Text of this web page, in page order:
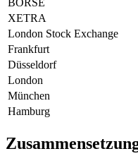
BÖRSE
XETRA
London Stock Exchange
Frankfurt
Düsseldorf
London
München
Hamburg